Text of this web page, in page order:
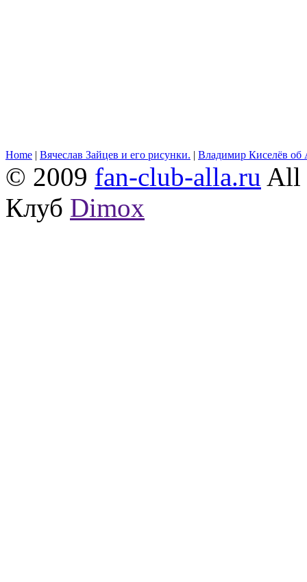
Home | Вячеслав Зайцев и его рисунки. | Владимир Киселёв об
© 2009 fan-club-alla.ru All
Клуб Dimox